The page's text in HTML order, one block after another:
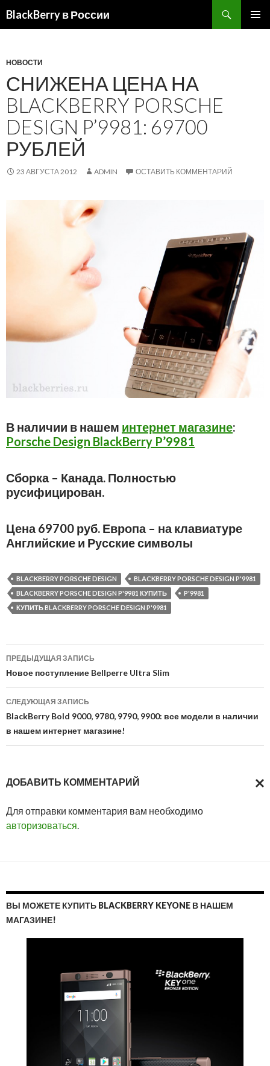
BlackBerry в России
НОВОСТИ
СНИЖЕНА ЦЕНА НА
BLACKBERRY PORSCHE
DESIGN P’9981: 69700
РУБЛЕЙ
23 АВГУСТА 2012 ADMIN ОСТАВИТЬ КОММЕНТАРИЙ
В наличии в нашем интернет магазине:
Porsche Design BlackBerry P’9981
Сборка – Канада. Полностью
русифицирован.
Цена 69700 руб. Европа – на клавиатуре
Английские и Русские символы
BLACKBERRY PORSCHE DESIGN
BLACKBERRY PORSCHE DESIGN P'9981
BLACKBERRY PORSCHE DESIGN P'9981 КУПИТЬ
P'9981
КУПИТЬ BLACKBERRY PORSCHE DESIGN P'9981
Навигация
по
записям
ПРЕДЫДУЩАЯ ЗАПИСЬ
Новое поступление Bellperre Ultra Slim
СЛЕДУЮЩАЯ ЗАПИСЬ
BlackBerry Bold 9000, 9780, 9790, 9900: все модели в наличии
в нашем интернет магазине!
ДОБАВИТЬ КОММЕНТАРИЙ
Для отправки комментария вам необходимо
авторизоваться.
ВЫ МОЖЕТЕ КУПИТЬ BLACKBERRY KEYONE В НАШЕМ
МАГАЗИНЕ!